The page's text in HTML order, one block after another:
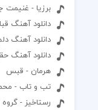
برزیا - غنیمت
دانلود آهنگ
دانلود آهنگ
دانلود آهنگ
هرمان - قبس
تب و تاب -
رستاخیز -